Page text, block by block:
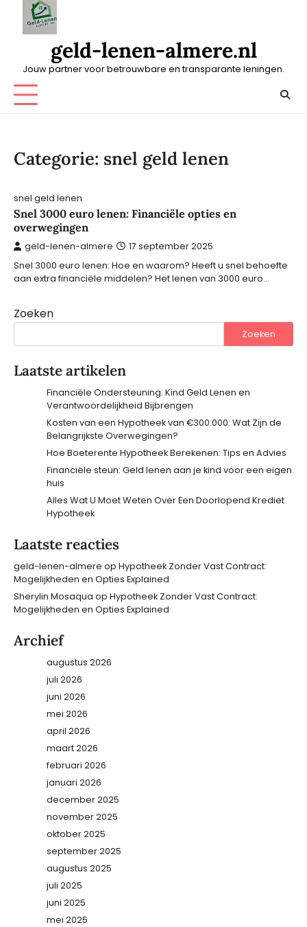
geld-lenen-almere.nl
Jouw partner voor betrouwbare en transparante leningen.
Categorie: snel geld lenen
snel geld lenen
Snel 3000 euro lenen: Financiële opties en
overwegingen
geld-lenen-almere 17 september 2025
Snel 3000 euro lenen: Hoe en waarom? Heeft u snel behoefte
aan extra financiële middelen? Het lenen van 3000 euro…
Zoeken
Zoeken
Laatste artikelen
Financiële Ondersteuning: Kind Geld Lenen en
Verantwoordelijkheid Bijbrengen
Kosten van een Hypotheek van €300.000: Wat Zijn de
Belangrijkste Overwegingen?
Hoe Boeterente Hypotheek Berekenen: Tips en Advies
Financiële steun: Geld lenen aan je kind voor een eigen
huis
Alles Wat U Moet Weten Over Een Doorlopend Krediet
Hypotheek
Laatste reacties
geld-lenen-almere op Hypotheek Zonder Vast Contract:
Mogelijkheden en Opties Explained
Sherylin Mosaqua op Hypotheek Zonder Vast Contract:
Mogelijkheden en Opties Explained
Archief
augustus 2026
juli 2026
juni 2026
mei 2026
april 2026
maart 2026
februari 2026
januari 2026
december 2025
november 2025
oktober 2025
september 2025
augustus 2025
juli 2025
juni 2025
mei 2025